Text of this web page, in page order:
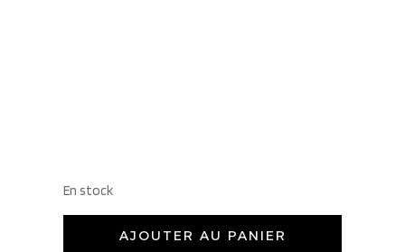
En stock
AJOUTER AU PANIER